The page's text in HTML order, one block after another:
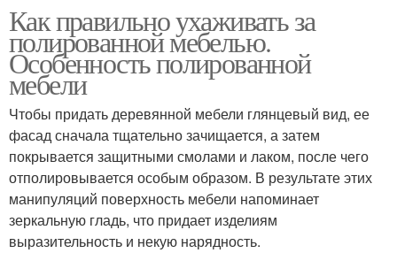
Как правильно ухаживать за
полированной мебелью.
Особенность полированной
мебели
Чтобы придать деревянной мебели глянцевый вид, ее
фасад сначала тщательно зачищается, а затем
покрывается защитными смолами и лаком, после чего
отполировывается особым образом. В результате этих
манипуляций поверхность мебели напоминает
зеркальную гладь, что придает изделиям
выразительность и некую нарядность.